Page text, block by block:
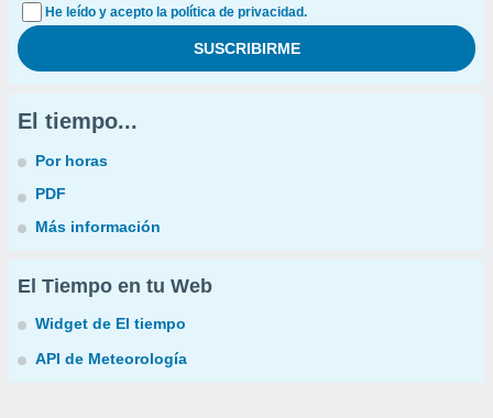
He leído y acepto la política de privacidad.
El tiempo...
Por horas
PDF
Más información
El Tiempo en tu Web
Widget de El tiempo
API de Meteorología